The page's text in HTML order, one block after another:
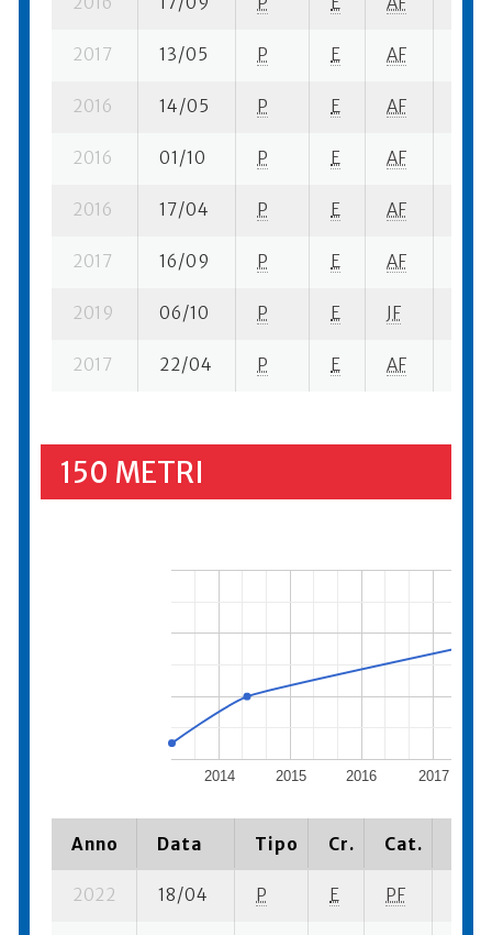
2017 13/05 P E AF
2016 14/05 P E AF
2016 01/10 P E AF
2016 17/04 P E AF
2017 16/09 P E AF
2019 06/10 P E JF
2017 22/04 P E AF
150 METRI
2014 2015 2016 2017
Anno Data Tipo Cr. Cat.
2022 18/04 P E PF